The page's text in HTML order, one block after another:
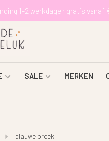
1-2 werkdagen gratis vanaf
SALE MERKEN
blauwe broek